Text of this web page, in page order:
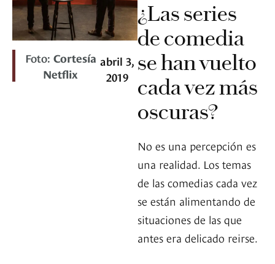
Foto: Cortesía
Netflix
abril 3,
2019
¿Las series
de comedia
se han vuelto
cada vez más
oscuras?
No es una percepción es
una realidad. Los temas
de las comedias cada vez
se están alimentando de
situaciones de las que
antes era delicado reirse.